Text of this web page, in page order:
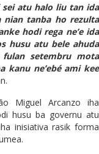
sei atu halo liu tan ida
nian tanba ho rezulta
hodi rega ne’e ida
husu atu bele ahuda
setembru mota
kanu ne’ebé ami kee
Miguel Arcanzo iha
husu ba governu atu
inisiativa rasik forma